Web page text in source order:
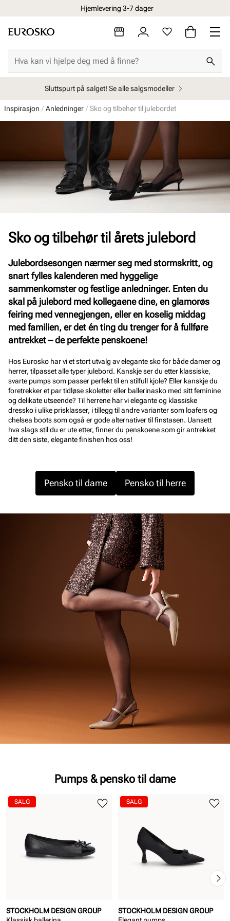
Hjemlevering 3-7 dager
Sluttspurt på salget! Se alle salgsmodeller
Inspirasjon Anledninger Sko og tilbehør til julebordet
Sko og tilbehør til årets julebord
Julebordsesongen nærmer seg med stormskritt, og
snart fylles kalenderen med hyggelige
sammenkomster og festlige anledninger. Enten du
skal på julebord med kollegaene dine, en glamorøs
feiring med vennegjengen, eller en koselig middag
med familien, er det én ting du trenger for å fullføre
antrekket – de perfekte penskoene!
Hos Eurosko har vi et stort utvalg av elegante sko for både damer og
herrer, tilpasset alle typer julebord. Kanskje ser du etter klassiske,
svarte pumps som passer perfekt til en stilfull kjole? Eller kanskje du
foretrekker et par tidløse skoletter eller ballerinasko med sitt feminine
og delikate utseende? Til herrene har vi elegante og klassiske
dressko i ulike prisklasser, i tillegg til andre varianter som loafers og
chelsea boots som også er gode alternativer til finstasen. Uansett
hva slags stil du er ute etter, finner du penskoene som gir antrekket
ditt den siste, elegante finishen hos oss!
Pensko til dame Pensko til herre
Pumps & pensko til dame
STOCKHOLM DESIGN GROUP
SALG
STOCKHOLM DESIGN GROUP
SALG